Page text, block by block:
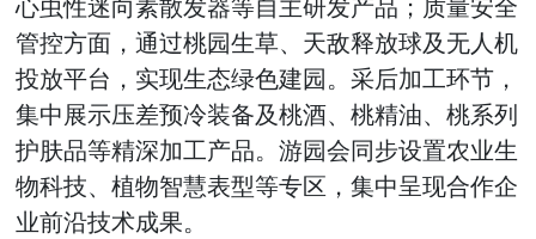
心虫性迷向素散发器等自主研发产品；质量安全
管控方面，通过桃园生草、天敌释放球及无人机
投放平台，实现生态绿色建园。采后加工环节，
集中展示压差预冷装备及桃酒、桃精油、桃系列
护肤品等精深加工产品。游园会同步设置农业生
物科技、植物智慧表型等专区，集中呈现合作企
业前沿技术成果。